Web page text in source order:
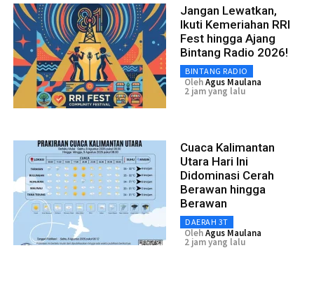
Jangan Lewatkan,
Ikuti Kemeriahan RRI
Fest hingga Ajang
Bintang Radio 2026!
BINTANG RADIO
OlehAgus Maulana
2 jam yang lalu
Cuaca Kalimantan
Utara Hari Ini
Didominasi Cerah
Berawan hingga
Berawan
DAERAH 3T
OlehAgus Maulana
2 jam yang lalu